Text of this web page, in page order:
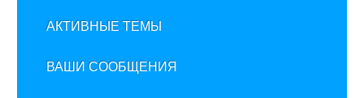
АКТИВНЫЕ ТЕМЫ
ВАШИ СООБЩЕНИЯ